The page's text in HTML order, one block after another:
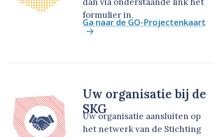
formulier in.
Ga naar de GO-Projectenkaart
Uw organisatie bij de
SKG
Uw organisatie aansluiten op
het netwerk van de Stichting